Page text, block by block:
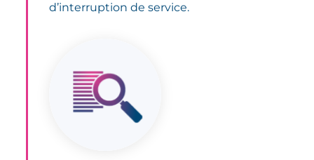
d’interruption de service.